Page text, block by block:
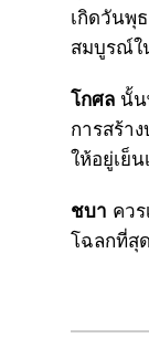
เกิดวันพุ
สมบูรณ์ใ
โกศล นั้น
การสร้า
ให้อยู่เย็
ชบา คว
โฉลกที่สุด